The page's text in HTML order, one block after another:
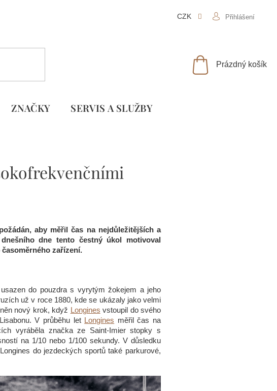
CZK Přihlášení
NÁKUPNÍ
Prázdný košík
ZNAČKY SLUŽBY
aby měřil čas na nejdůležitějších a
dne tento čestný úkol motivoval
zařízení.
do pouzdra s vyrytým žokejem a jeho
už v roce 1880, kde se ukázaly jako velmi
nový krok, když Longines vstoupil do svého
V průběhu let Longines měřil čas na
vyráběla značka ze Saint-Imier stopky s
na 1/10 nebo 1/100 sekundy. V důsledku
do jezdeckých sportů také parkurové,